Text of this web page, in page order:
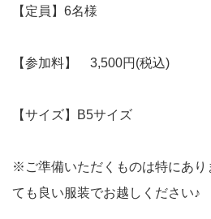
【定員】6名様
【参加料】 3,500円(税込)
【サイズ】B5サイズ
※ご準備いただくものは特にあり
ても良い服装でお越しください♪